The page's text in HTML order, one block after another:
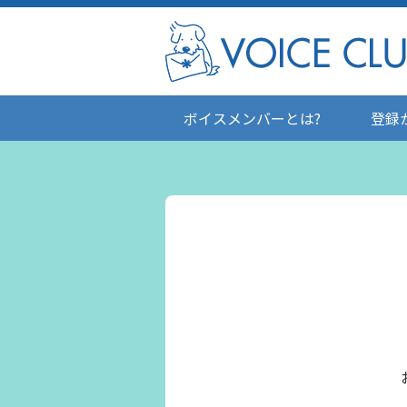
ボイスメンバーとは? 登録